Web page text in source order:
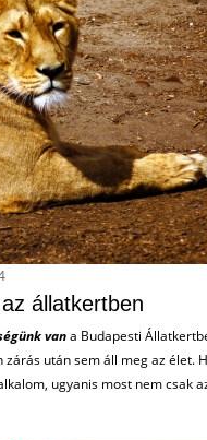
állatkertben
vana Budapesti
zárás után sem áll meg az élet.
ugyanis most nem csak